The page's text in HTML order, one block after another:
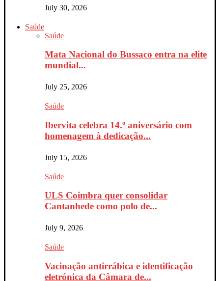
July 30, 2026
Saúde
Saúde
Mata Nacional do Bussaco entra na elite
mundial...
July 25, 2026
Saúde
Ibervita celebra 14.º aniversário com
homenagem à dedicação...
July 15, 2026
Saúde
ULS Coimbra quer consolidar
Cantanhede como polo de...
July 9, 2026
Saúde
Vacinação antirrábica e identificação
eletrónica da Câmara de...